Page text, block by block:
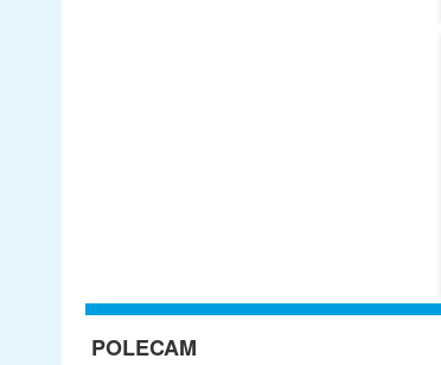
POLECAM